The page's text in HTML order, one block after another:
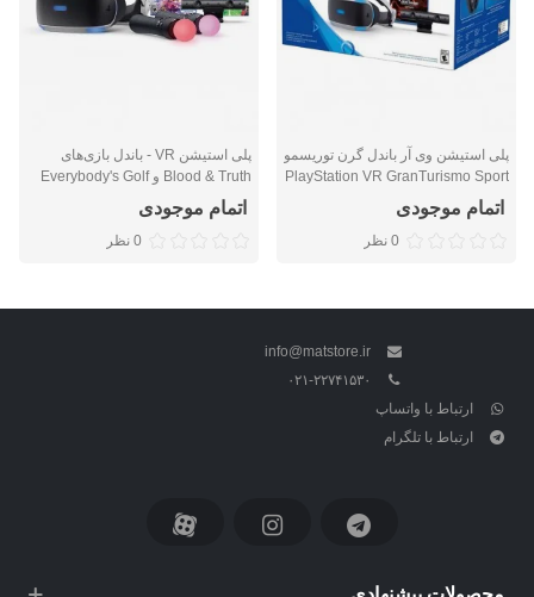
پلی استیشن وی آر باندل گرن توریسمو
PlayStation VR GranTurismo Sport
Bundle
اتمام موجودی
0 نظر
پلی استیشن VR - باندل بازی‌های
Blood & Truth و Everybody's Golf
اتمام موجودی
0 نظر
info@matstore.ir
۰۲۱-۲۲۷۴۱۵۳۰
ارتباط با واتساپ
ارتباط با تلگرام